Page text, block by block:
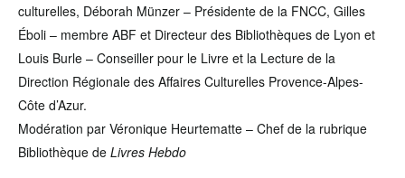
culturelles, Déborah Münzer – Présidente de la FNCC, Gilles
Éboli – membre ABF et Directeur des Bibliothèques de Lyon et
Louis Burle – Conseiller pour le Livre et la Lecture de la
Direction Régionale des Affaires Culturelles Provence-Alpes-
Côte d’Azur.
Modération par Véronique Heurtematte – Chef de la rubrique
Bibliothèque de Livres Hebdo